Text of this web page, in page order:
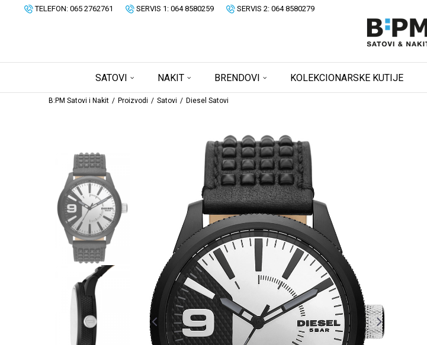
TELEFON: 065 2762761 SERVIS 1: 064 8580259 SERVIS 2: 064 8580279
SATOVI NAKIT BRENDOVI KOLEKCIONARSKE KUTIJE
B:PM Satovi i Nakit Proizvodi Satovi Diesel Satovi